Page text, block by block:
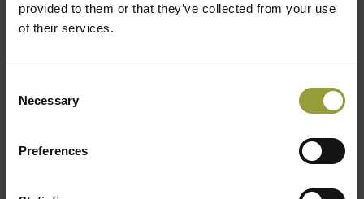
provided to them or that they’ve collected from your use
of their services.
Selection
Necessary
Preferences
Pizza a due
Alessandro con Daniele Conte
3. Huminski Fiodar con Mirko D'Agata
Scarica la classifica completa della categoria